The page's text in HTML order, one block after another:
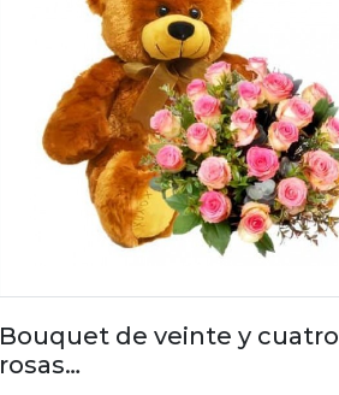
Bouquet de veinte y cuatro
rosas…